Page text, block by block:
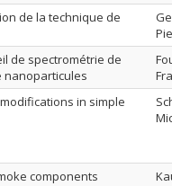
de la technique de
de spectrométrie de
nanoparticules
in simple
components